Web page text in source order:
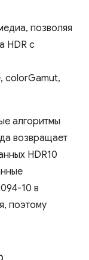
позволяя
HDR с
colorGamut,
алгоритмы
возвращает
HDR10
10 в
поэтому